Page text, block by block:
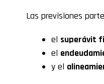
Las previsiones
el superávit
el
y el